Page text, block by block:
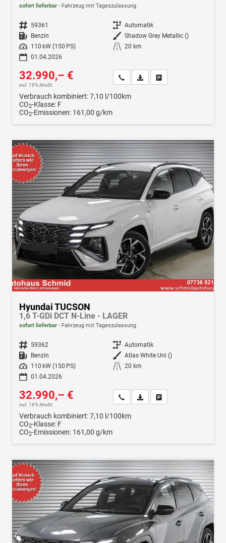
sofort lieferbar Fahrzeug mit Tageszulassung
Fahrzeugnr. 59361 Getriebe Automatik
Kraftstoff Benzin Außenfarbe Shadow Grey Metallic ()
Leistung
110 kW (150 PS) Kilometerstand 20 km
01.04.2026
32.990,– €
incl. 19% MwSt.
Wir rufen Sie anFahrzeugexposé (PDF)
Verbrauch kombiniert:7,10 l/100km
CO2-Klasse: F
CO2-Emissionen: 161,00 g/km
Hyundai TUCSON
1,6 T-GDi DCT N-Line - LAGER
sofort lieferbar Fahrzeug mit Tageszulassung
Fahrzeugnr. 59362 Getriebe Automatik
Kraftstoff Benzin Außenfarbe Atlas White Uni ()
Leistung
110 kW (150 PS) Kilometerstand 20 km
01.04.2026
32.990,– €
incl. 19% MwSt.
Wir rufen Sie anFahrzeugexposé (PDF)
Verbrauch kombiniert:7,10 l/100km
CO2-Klasse: F
CO2-Emissionen: 161,00 g/km